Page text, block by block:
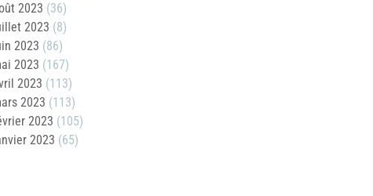
2023 (36)
2023 (8)
2023 (86)
2023 (167)
2023 (113)
2023 (113)
2023 (105)
2023 (65)